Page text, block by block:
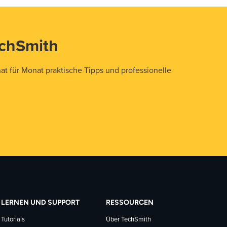
für Monat praktische Tipps und professionelle
LERNEN UND SUPPORT
Tutorials
RESSOURCEN
Über TechSmith